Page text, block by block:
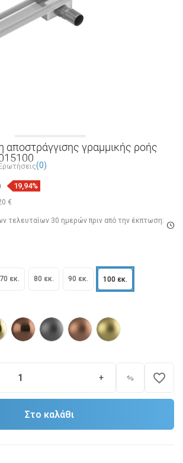
αποστράγγισης γραμμικής ροής
(0)
€
19,94%
τελευταίων 30 ημερών πριν από την έκπτωση:
70 εκ. 80 εκ. 90 εκ. 100 εκ.
+ favorite_border
Στο καλάθι